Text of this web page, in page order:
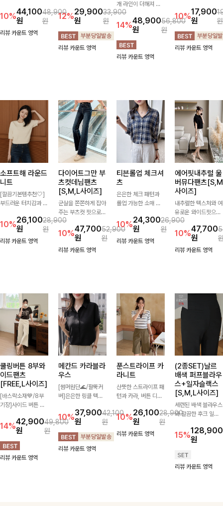
는 블라우스입니다.
자연스럽게 잡힌 셔링
과 봉긋한 소매가 여
10%44,100
원
48,900
원
리뷰 카운트 영역
더해져 캐주얼하면서
도 세련된 무드를 연
출해주는 니트- 가볍
고 부드러운 착용감으
로 단독은 물론 데일
12%29,900
원
33,900
원
리뷰 카운트 영역
개 라인이 더해져 다
리 라인을 더욱 길고
슬림하게 연출해주는
5부 데님 반바지 🤍
부담 없는 기장과 여
유로운 핏으로 편안하
게 착용되며 다양한
14%48,900
원
56,800
원
리뷰 카운트 영역
자인으로 데일리하게
즐기기 좋은 티셔츠-
소매 라벨 디테일이
은은한 포인트를 더해
심플하면서도 센스 있
10%17,900
원
원
리뷰 카운트 영역
소프트해 라운드
니트
[깔끔기본템추천🤍]
부드러운 터치감과 군
로 매일 손이 가는 자
체제작 니트입니다.
자연스럽게 떨어지는
10%26,100
원
28,900
원
리뷰 카운트 영역
다이어트그만 부
츠컷데님팬츠
[S,M,L사이즈]
군살을 쫀쫀하게 잡아
주는 부츠컷 핏으로
다리 라인을 이쁘고
깔끔하게 만들어주고
진청 색감으로 더욱
슬림해보이는 효과를
10%47,700
원
52,900
원
리뷰 카운트 영역
티븐롤업 체크셔
츠
은은한 체크 패턴과
롤업 가능한 소매 디
를 연출하실 수 있어
요🌿 차르르 흐르는
가벼운 소재와 여유로
10%24,300
원
26,900
원
리뷰 카운트 영역
에어핏내추럴 울
버뮤다팬츠[S,M
사이즈]
내추럴한 텍스처와 여
유로운 와이드핏으로
군살은 자연스럽게 커
버해드리는 버뮤다 팬
츠 🤍 깔끔한 허리 디
테일과 편안한 착용감
10%47,700
원
리뷰 카운트 영역
쿨링버튼 8부와
이드팬츠
[FREE,L사이즈]
[바스락소재💙/8부
기장]사이드 버튼 디
가 되어주는 와이드
팬츠입니다. 여유롭게
떨어지는 실루엣과 가
볍게 바스락거리는 소
재감으로 시원하고 편
14%42,900
원
49,800
원
리뷰 카운트 영역
메칸드 카라블라
우스
[썸머원단🌊/팔뚝커
버]은은한 링클 텍스
이 만나 내추럴하면서
도 세련된 무드를 연
출해주는 블라우스-
데일리룩부터 출근룩
까지 다양하게 활용하
10%37,900
원
42,100
원
리뷰 카운트 영역
푼스트라이프 카
라니트
산뜻한 스트라이프 패
턴과 카라, 버튼 디테
면서도 세련된 무드를
완성해주는 니트 🤍
부드럽고 가벼운 착용
10%26,100
원
28,900
원
리뷰 카운트 영역
(2종SET)날르
배색 퍼프블라우
스+일자슬랙스
[S,M,L사이즈]
세련된 배색 블라우스
와 깔끔한 후크 일자
세트입니다. 허리 라
인을 자연스럽게 살려
일자핏 슬랙스가 만나
단정하면서도 고급스
15%128,900
원
리뷰 카운트 영역